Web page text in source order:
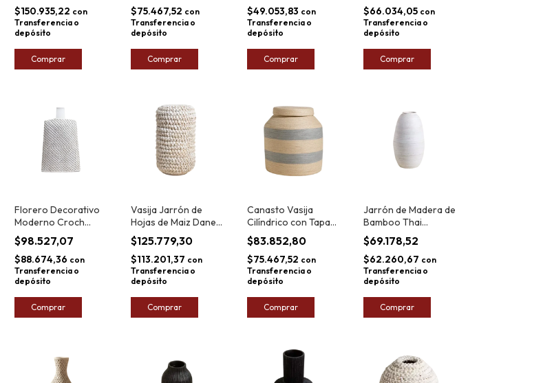
$150.935,22 con
Transferencia o
depósito
Comprar
$75.467,52 con
Transferencia o
depósito
Comprar
$49.053,83 con
Transferencia o
depósito
Comprar
$66.034,05 con
Transferencia o
depósito
Comprar
Florero Decorativo
Moderno Croch
37x23cm
$98.527,07
$88.674,36 con
Transferencia o
depósito
Comprar
Vasija Jarrón de
Hojas de Maiz Daneh
35x20cm
$125.779,30
$113.201,37 con
Transferencia o
depósito
Comprar
Canasto Vasija
Cilíndrico con Tapa
Jialing
$83.852,80
$75.467,52 con
Transferencia o
depósito
Comprar
Jarrón de Madera de
Bamboo Thai
40x22cm
$69.178,52
$62.260,67 con
Transferencia o
depósito
Comprar